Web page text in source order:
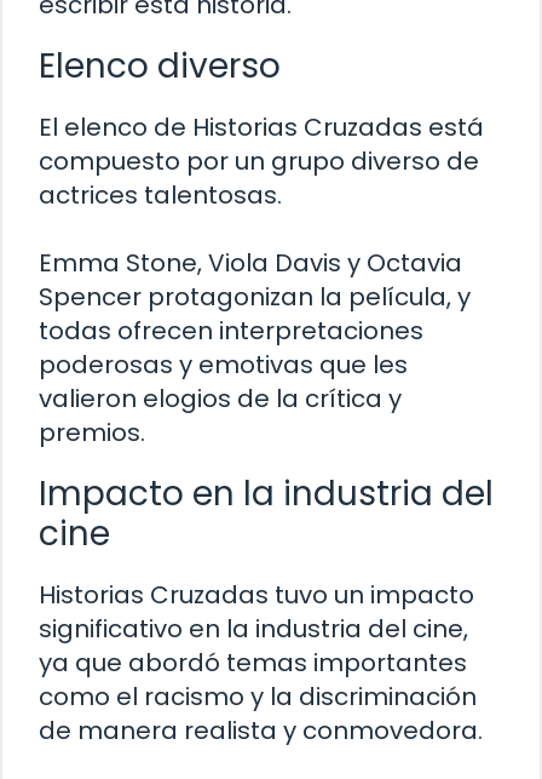
Elenco diverso
El elenco de Historias Cruzadas está
compuesto por un grupo diverso de
actrices talentosas.
Emma Stone, Viola Davis y Octavia
Spencer protagonizan la película, y
todas ofrecen interpretaciones
poderosas y emotivas que les
valieron elogios de la crítica y
premios.
Impacto en la industria del
cine
Historias Cruzadas tuvo un impacto
significativo en la industria del cine,
ya que abordó temas importantes
como el racismo y la discriminación
de manera realista y conmovedora.